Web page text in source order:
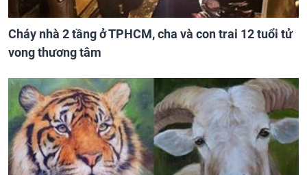
Cháy nhà 2 tầng ở TPHCM, cha và con trai 12 tuổi tử
vong thương tâm